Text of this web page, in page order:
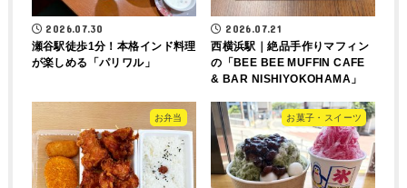
2026.07.30
瀬谷駅徒歩1分！本格インド料理
が楽しめる「パリワル」
2026.07.21
西横浜駅｜絶品手作りマフィン
の「BEE BEE MUFFIN CAFE
& BAR NISHIYOKOHAMA」
お弁当 お菓子・スイーツ